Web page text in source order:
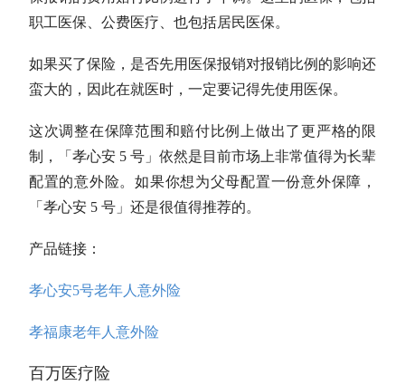
职工医保、公费医疗、也包括居民医保。
如果买了保险，是否先用医保报销对报销比例的影响还
蛮大的，因此在就医时，一定要记得先使用医保。
这次调整在保障范围和赔付比例上做出了更严格的限
制，「孝心安 5 号」依然是目前市场上非常值得为长辈
配置的意外险。如果你想为父母配置一份意外保障，
「孝心安 5 号」还是很值得推荐的。
产品链接：
孝心安5号老年人意外险
孝福康老年人意外险
百万医疗险